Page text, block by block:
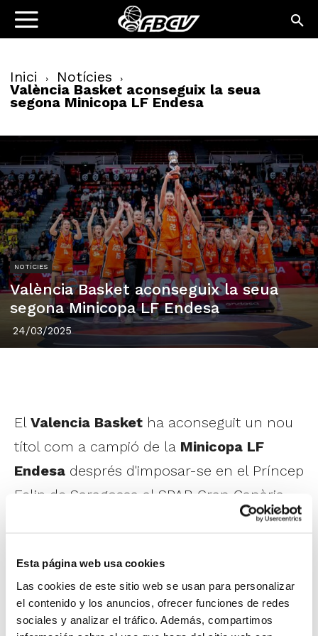
Esta página web usa cookies
Las cookies de este sitio web se usan para personalizar
el contenido y los anuncios, ofrecer funciones de redes
sociales y analizar el tráfico. Además, compartimos
Inici Notícies
València Basket aconseguix la seua
segona Minicopa LF Endesa
NOTÍCIES
València Basket aconseguix la seua
segona Minicopa LF Endesa
24/03/2025
El Valencia Basket ha aconseguit un nou
títol com a campió de la Minicopa LF
Endesa després d'imposar-se en el Príncep
Felip de Saragossa al SPAR Gran Canària
(73-57). Un partit que les valencianes van
illenques no van donar el seu braç a torçar
fins als últims minuts de joc.